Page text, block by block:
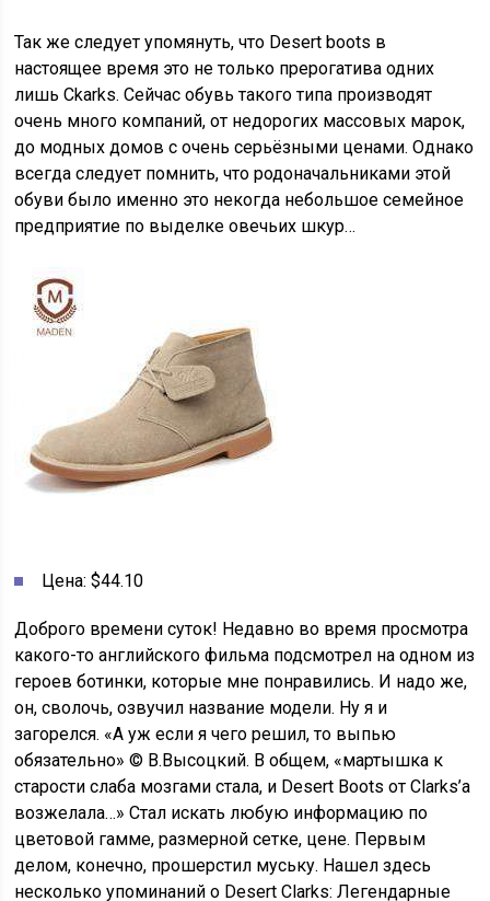
Так же следует упомянуть, что Desert boots в
настоящее время это не только прерогатива одних
лишь Ckarks. Сейчас обувь такого типа производят
очень много компаний, от недорогих массовых марок,
до модных домов с очень серьёзными ценами. Однако
всегда следует помнить, что родоначальниками этой
обуви было именно это некогда небольшое семейное
предприятие по выделке овечьих шкур…
Цена: $44.10
Доброго времени суток! Недавно во время просмотра
какого-то английского фильма подсмотрел на одном из
героев ботинки, которые мне понравились. И надо же,
он, сволочь, озвучил название модели. Ну я и
загорелся. «А уж если я чего решил, то выпью
обязательно» © В.Высоцкий. В общем, «мартышка к
старости слаба мозгами стала, и Desert Boots от Clarks’а
возжелала…» Стал искать любую информацию по
цветовой гамме, размерной сетке, цене. Первым
делом, конечно, прошерстил муську. Нашел здесь
несколько упоминаний о Desert Clarks: Легендарные